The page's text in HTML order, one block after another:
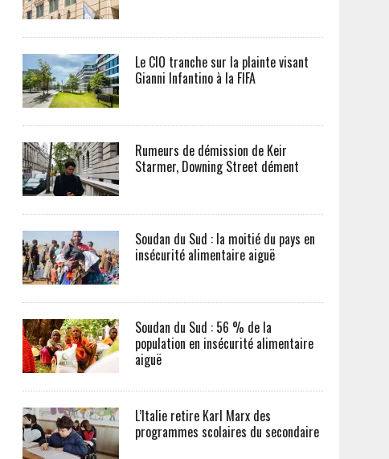
Le CIO tranche sur la plainte visant
Gianni Infantino à la FIFA
Rumeurs de démission de Keir
Starmer, Downing Street dément
Soudan du Sud : la moitié du pays en
insécurité alimentaire aiguë
Soudan du Sud : 56 % de la
population en insécurité alimentaire
aiguë
L’Italie retire Karl Marx des
programmes scolaires du secondaire